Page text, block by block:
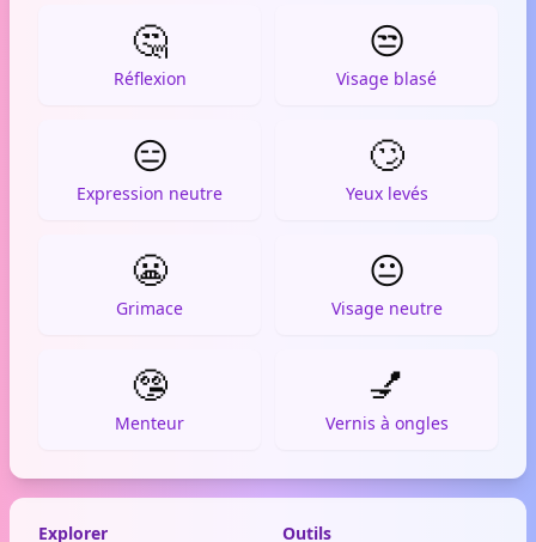
🤔
Réflexion
😒
Visage blasé
😑
Expression neutre
🙄
Yeux levés
😬
Grimace
😐
Visage neutre
🤥
Menteur
💅
Vernis à ongles
Explorer Outils